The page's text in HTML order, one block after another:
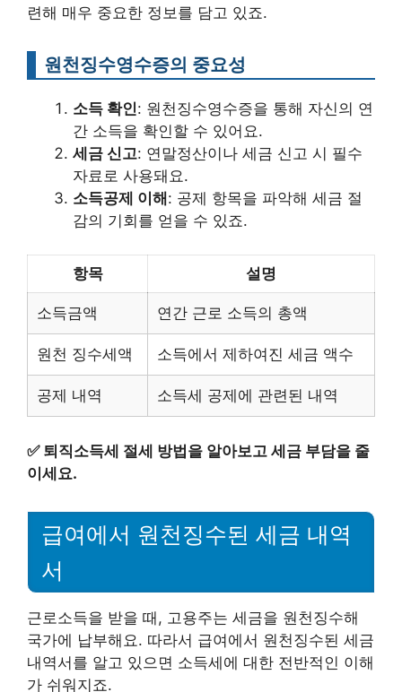
련해 매우 중요한 정보를 담고 있죠.
원천징수영수증의 중요성
소득 확인: 원천징수영수증을 통해 자신의 연
간 소득을 확인할 수 있어요.
세금 신고: 연말정산이나 세금 신고 시 필수
자료로 사용돼요.
소득공제 이해: 공제 항목을 파악해 세금 절
감의 기회를 얻을 수 있죠.
항목 설명
소득금액 연간 근로 소득의 총액
원천 징수세액 소득에서 제하여진 세금 액수
공제 내역 소득세 공제에 관련된 내역
✅ 퇴직소득세 절세 방법을 알아보고 세금 부담을 줄
이세요.
급여에서 원천징수된 세금 내역
서
근로소득을 받을 때, 고용주는 세금을 원천징수해
국가에 납부해요. 따라서 급여에서 원천징수된 세금
내역서를 알고 있으면 소득세에 대한 전반적인 이해
가 쉬워지죠.